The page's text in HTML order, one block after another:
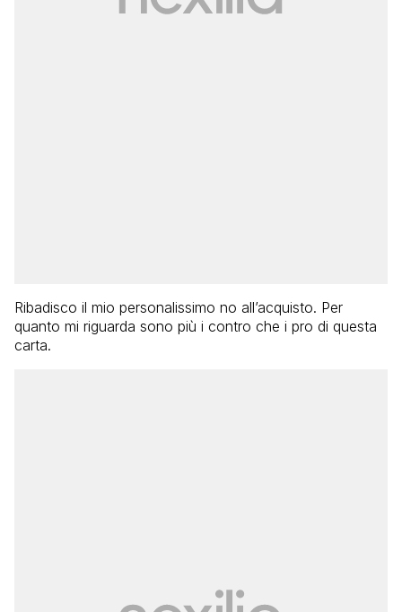
Ribadisco il mio personalissimo no all’acquisto. Per
quanto mi riguarda sono più i contro che i pro di questa
carta.